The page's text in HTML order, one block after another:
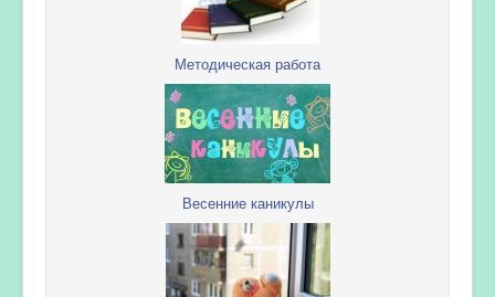
Методическая работа
Весенние каникулы